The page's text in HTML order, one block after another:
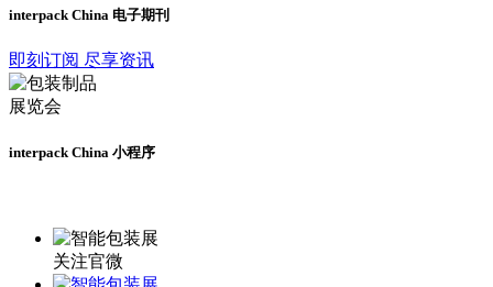
interpack China 电子期刊
即刻订阅 尽享资讯
interpack China 小程序
关注官微